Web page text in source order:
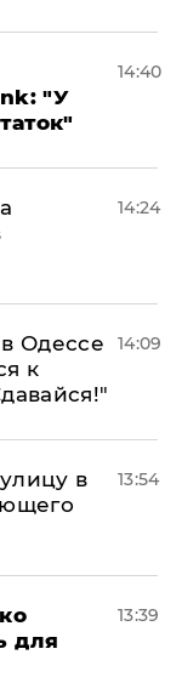
"У
14:40
14:24
Одессе
к
14:09
в
13:54
для
13:39